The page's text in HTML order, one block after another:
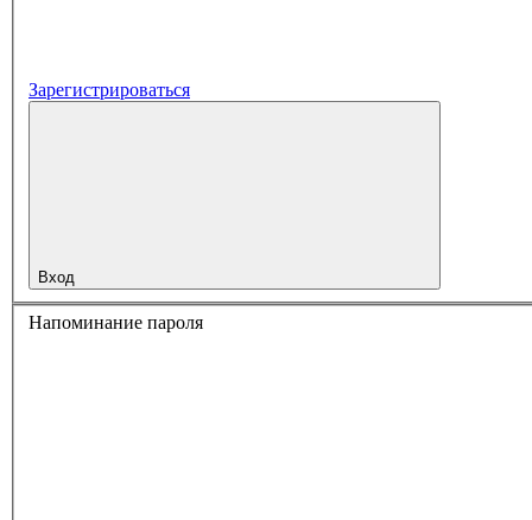
Зарегистрироваться
Вход
Напоминание пароля